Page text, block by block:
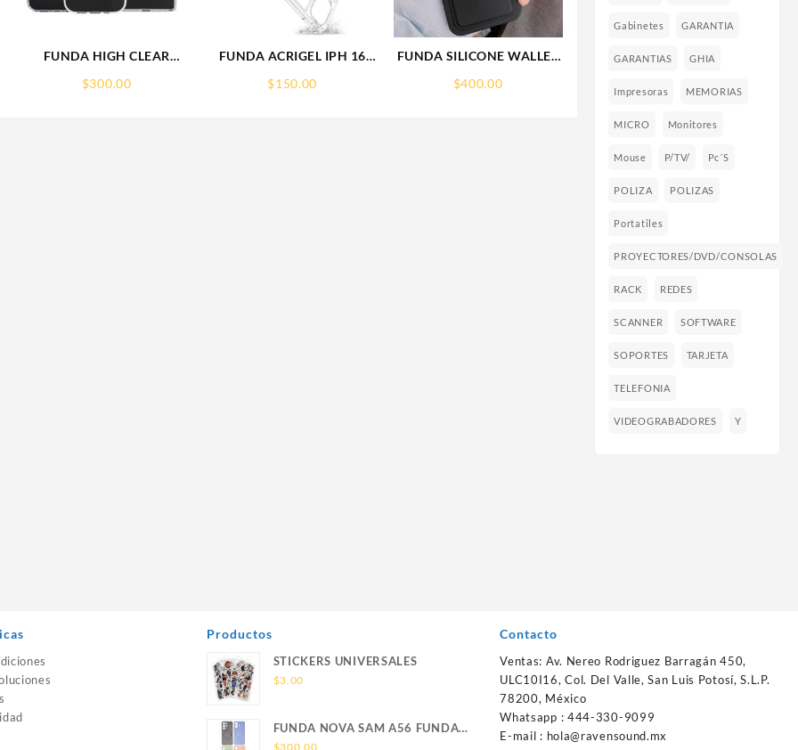
FUNDA HIGH CLEAR
WEKOVER
$300.00
FUNDA ACRIGEL IPH 16
$150.00
FUNDA SILICONE WALLET
$400.00
Gabinetes GARANTIA
GARANTIAS GHIA
Impresoras MEMORIAS
MICRO Monitores
Mouse P/TV/ Pc´s
POLIZA POLIZAS
Portatiles
PROYECTORES/DVD/CONSOLAS
RACK REDES
SCANNER SOFTWARE
SOPORTES TARJETA
TELEFONIA
VIDEOGRABADORES Y
Productos
STICKERS UNIVERSALES
$3.00
FUNDA NOVA SAM A56 FUNDA
SILICONA SIN SOPORTE
$300.00
Contacto
Ventas: Av. Nereo Rodriguez Barragán 450,
ULC10I16, Col. Del Valle, San Luis Potosí, S.L.P.
78200, México
Whatsapp : 444-330-9099
E-mail : hola@ravensound.mx